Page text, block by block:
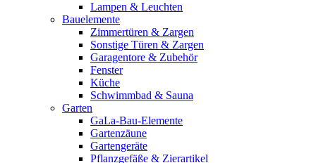
Lampen & Leuchten
Bauelemente
Zimmertüren & Zargen
Sonstige Türen & Zargen
Garagentore & Zubehör
Fenster
Küche
Schwimmbad & Sauna
Garten
GaLa-Bau-Elemente
Gartenzäune
Gartengeräte
Pflanzgefäße & Zierartikel